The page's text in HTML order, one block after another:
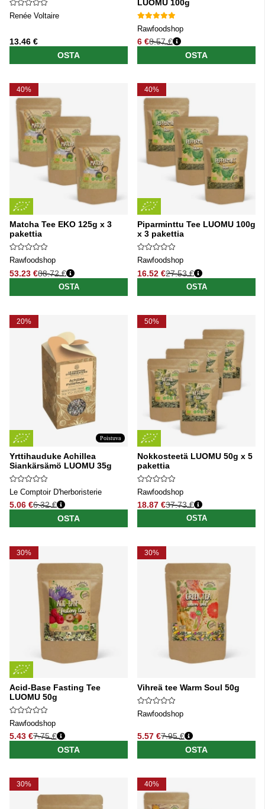
Renée Voltaire
13.46 €
OSTA
LUOMU 100g
Rawfoodshop
6 €
Normaali hinta
8.57 €
OSTA
40%
Matcha Tee EKO 125g x 3
pakettia
Rawfoodshop
53.23 €
Normaali hinta
88.72 €
OSTA
40%
Piparminttu Tee LUOMU 100g
x 3 pakettia
Rawfoodshop
16.52 €
Normaali hinta
27.53 €
OSTA
20%
Poistuva
Yrttihauduke Achillea
Siankärsämö LUOMU 35g
Le Comptoir D'herboristerie
5.06 €
Normaali hinta
6.32 €
OSTA
50%
Nokkosteetä LUOMU 50g x 5
pakettia
Rawfoodshop
18.87 €
Normaali hinta
37.73 €
OSTA
30%
Acid-Base Fasting Tee
LUOMU 50g
Rawfoodshop
5.43 €
Normaali hinta
7.75 €
OSTA
30%
Vihreä tee Warm Soul 50g
Rawfoodshop
5.57 €
Normaali hinta
7.95 €
OSTA
30% 40%